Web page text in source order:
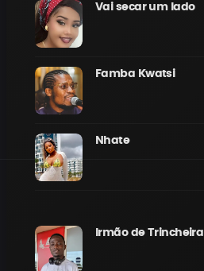
Vai secar um lado
Famba Kwatsi
Nhate
Irmão de Trincheira